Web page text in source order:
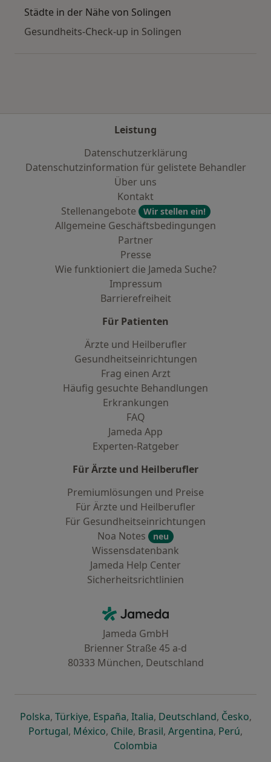
Städte in der Nähe von Solingen
Gesundheits-Check-up in Solingen
Leistung
Datenschutzerklärung
Datenschutzinformation für gelistete Behandler
Über uns
Kontakt
Stellenangebote
Wir stellen ein!
Allgemeine Geschäftsbedingungen
Partner
Presse
Wie funktioniert die Jameda Suche?
Impressum
Barrierefreiheit
Für Patienten
Ärzte und Heilberufler
Gesundheitseinrichtungen
Frag einen Arzt
Häufig gesuchte Behandlungen
Erkrankungen
FAQ
Jameda App
Experten-Ratgeber
Für Ärzte und Heilberufler
Premiumlösungen und Preise
Für Ärzte und Heilberufler
Für Gesundheitseinrichtungen
Noa Notes
neu
Wissensdatenbank
Jameda Help Center
Sicherheitsrichtlinien
Jameda - Startseite
Jameda GmbH
Brienner Straße 45 a-d
80333 München, Deutschland
Polskaöffnet in einer neuen Registerkarte
, Türkiyeöffnet in einer neuen Registerkarte
, Españaöffnet in einer neuen
, Italiaöffnet in einer neuen
, Deutschlandöffnet in
, Česko,
Portugalöffnet in einer neuen Registerkarte
, Méxicoöffnet in einer neuen Registerkarte
, Chileöffnet in einer neuen
, Brasilöffnet in einer neuen
, Argentinaöffnet in
, Perúöffnet
,
Colombia